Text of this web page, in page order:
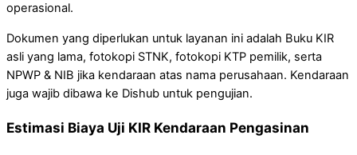
operasional.
Dokumen yang diperlukan untuk layanan ini adalah Buku KIR
asli yang lama, fotokopi STNK, fotokopi KTP pemilik, serta
NPWP & NIB jika kendaraan atas nama perusahaan. Kendaraan
juga wajib dibawa ke Dishub untuk pengujian.
Estimasi Biaya Uji KIR Kendaraan Pengasinan